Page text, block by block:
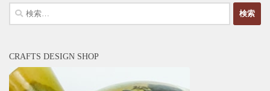
検
索:
CRAFTS DESIGN SHOP